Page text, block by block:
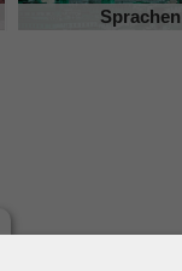
Sprachen